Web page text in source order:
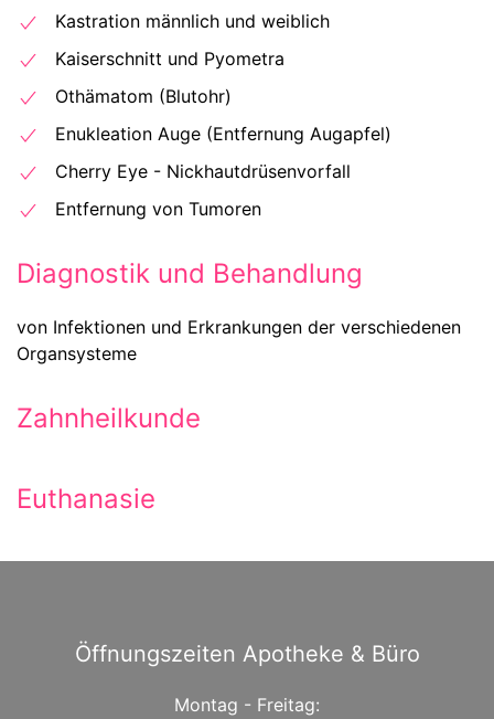
Kastration männlich und weiblich
Kaiserschnitt und Pyometra
Othämatom (Blutohr)
Enukleation Auge (Entfernung Augapfel)
Cherry Eye - Nickhautdrüsenvorfall
Entfernung von Tumoren
Diagnostik und Behandlung
von Infektionen und Erkrankungen der verschiedenen
Organsysteme
Zahnheilkunde
Euthanasie
Öffnungszeiten Apotheke & Büro
Montag - Freitag: